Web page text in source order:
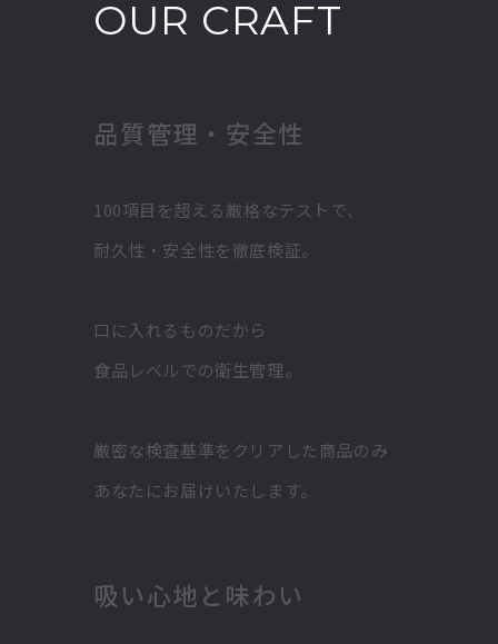
OUR CRAFT
品質管理・安全性
100項目を超える厳格なテストで、
耐久性・安全性を徹底検証。
口に入れるものだから
食品レベルでの衛生管理。
厳密な検査基準をクリアした商品のみ
あなたにお届けいたします。
吸い心地と味わい